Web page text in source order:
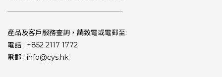
產品及客戶服務查詢，請致電或電郵至:
電話 : +852 2117 1772
電郵 : info@cys.hk